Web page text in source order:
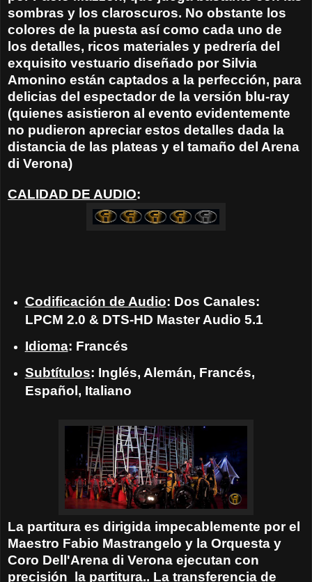
sombras y los claroscuros. No obstante los
colores de la puesta así como cada uno de
los detalles, ricos materiales y pedrería del
exquisito vestuario diseñado por Silvia
Amonino están captados a la perfección, para
delicias del espectador de la versión blu-ray
(quienes asistieron al evento evidentemente
no pudieron apreciar estos detalles dada la
distancia de las plateas y el tamaño del Arena
di Verona)
CALIDAD DE AUDIO:
Codificación de Audio: Dos Canales:
LPCM 2.0 & DTS-HD Master Audio 5.1
Idioma: Francés
Subtítulos: Inglés, Alemán, Francés,
Español, Italiano
La partitura es dirigida impecablemente por el
Maestro Fabio Mastrangelo y la Orquesta y
Coro Dell'Arena di Verona ejecutan con
precisión la partitura.. La transferencia de